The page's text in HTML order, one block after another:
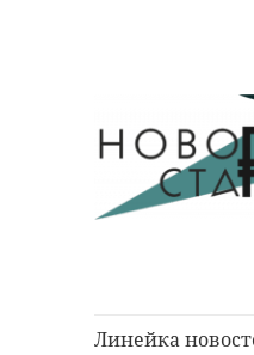
Линейка